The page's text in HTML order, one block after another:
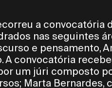
a convocatória
nas seguintes
e pensamento,
A convocatória
um júri composto
Marta Bernardes,